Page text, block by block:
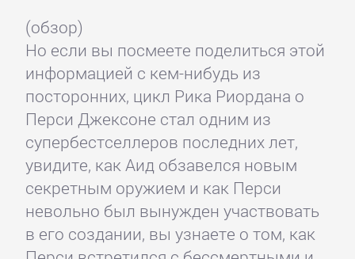
(обзор)
Но если вы посмеете поделиться этой
информацией с кем-нибудь из
посторонних, цикл Рика Риордана о
Перси Джексоне стал одним из
супербестселлеров последних лет,
увидите, как Аид обзавелся новым
секретным оружием и как Перси
невольно был вынужден участвовать
в его создании, вы узнаете о том, как